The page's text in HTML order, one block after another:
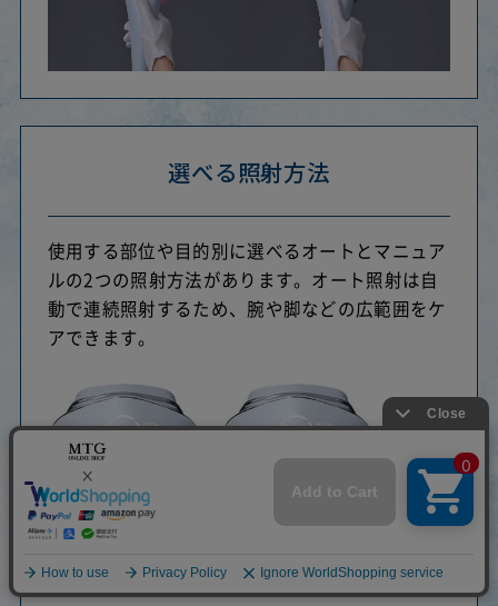
選べる照射方法
使用する部位や目的別に選べるオートとマニュア
ルの2つの照射方法があります。オート照射は自
動で連続照射するため、腕や脚などの広範囲をケ
アできます。
※SOFTモード選択時、オート照射は高速連続照射可能